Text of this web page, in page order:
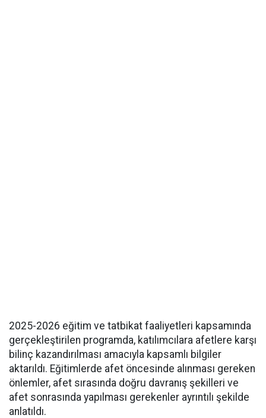
2025-2026 eğitim ve tatbikat faaliyetleri kapsamında
gerçekleştirilen programda, katılımcılara afetlere karşı
bilinç kazandırılması amacıyla kapsamlı bilgiler
aktarıldı. Eğitimlerde afet öncesinde alınması gereken
önlemler, afet sırasında doğru davranış şekilleri ve
afet sonrasında yapılması gerekenler ayrıntılı şekilde
anlatıldı.